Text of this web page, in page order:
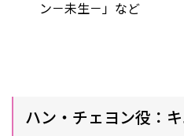
ン－未生－」など
ハン・チェヨン役：